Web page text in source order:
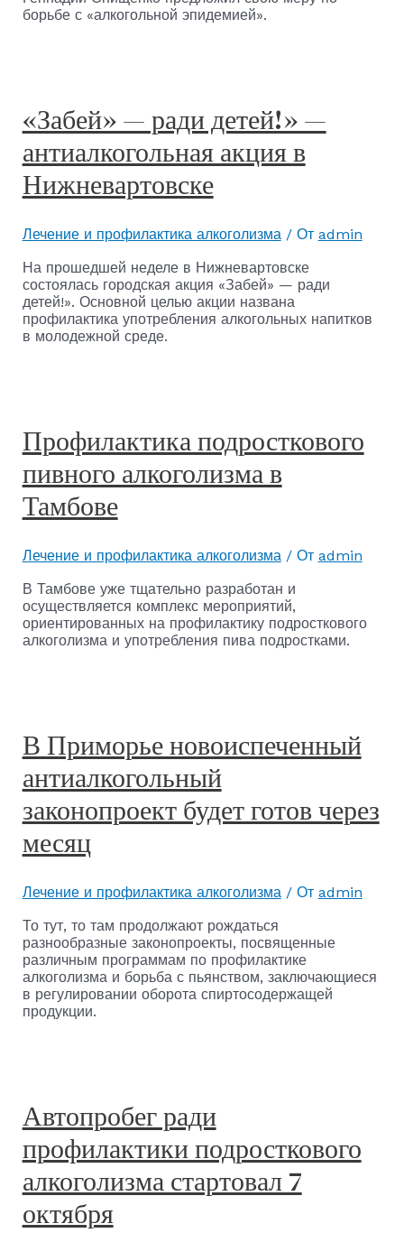
борьбе с «алкогольной эпидемией».
«Забей» — ради детей!» —
антиалкогольная акция в
Нижневартовске
Лечение и профилактика алкоголизма/ От admin
На прошедшей неделе в Нижневартовске
состоялась городская акция «Забей» — ради
детей!». Основной целью акции названа
профилактика употребления алкогольных напитков
в молодежной среде.
Профилактика подросткового
пивного алкоголизма в
Тамбове
Лечение и профилактика алкоголизма/ От admin
В Тамбове уже тщательно разработан и
осуществляется комплекс мероприятий,
ориентированных на профилактику подросткового
алкоголизма и употребления пива подростками.
В Приморье новоиспеченный
антиалкогольный
законопроект будет готов через
месяц
Лечение и профилактика алкоголизма / От admin
То тут, то там продолжают рождаться
разнообразные законопроекты, посвященные
различным программам по профилактике
алкоголизма и борьба с пьянством, заключающиеся
в регулировании оборота спиртосодержащей
продукции.
Автопробег ради
профилактики подросткового
алкоголизма стартовал 7
октября